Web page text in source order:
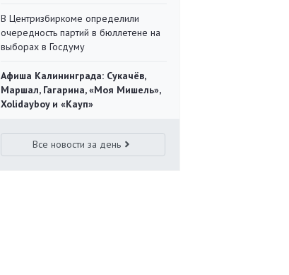
В Центризбиркоме определили
очередность партий в бюллетене на
выборах в Госдуму
Афиша Калининграда: Сукачёв,
Маршал, Гагарина, «Моя Мишель»,
Xolidayboy и «Кауп»
Все новости за день